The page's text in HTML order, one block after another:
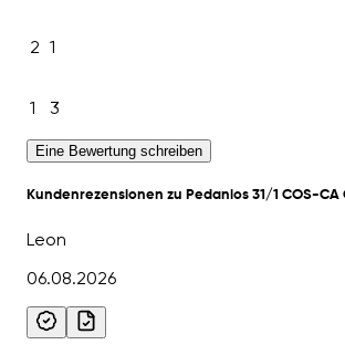
2 1
1 3
Eine Bewertung schreiben
Kundenrezensionen zu Pedanios 31/1 COS-CA
Leon
06.08.2026